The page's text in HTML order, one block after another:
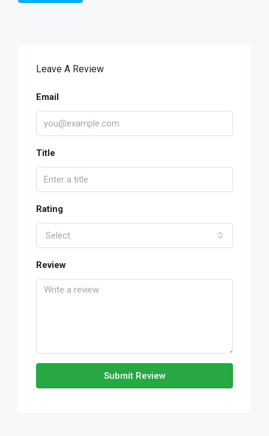
Leave A Review
Email
Title
Rating
Select
Review
Submit Review